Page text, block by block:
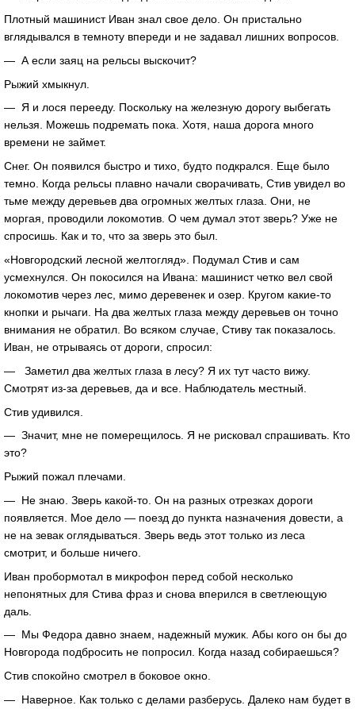
Плотный машинист Иван знал свое дело. Он пристально
вглядывался в темноту впереди и не задавал лишних вопросов.
— А если заяц на рельсы выскочит?
Рыжий хмыкнул.
— Я и лося перееду. Поскольку на железную дорогу выбегать
нельзя. Можешь подремать пока. Хотя, наша дорога много
времени не займет.
Снег. Он появился быстро и тихо, будто подкрался. Еще было
темно. Когда рельсы плавно начали сворачивать, Стив увидел во
тьме между деревьев два огромных желтых глаза. Они, не
моргая, проводили локомотив. О чем думал этот зверь? Уже не
спросишь. Как и то, что за зверь это был.
«Новгородский лесной желтогляд». Подумал Стив и сам
усмехнулся. Он покосился на Ивана: машинист четко вел свой
локомотив через лес, мимо деревенек и озер. Кругом какие-то
кнопки и рычаги. На два желтых глаза между деревьев он точно
внимания не обратил. Во всяком случае, Стиву так показалось.
Иван, не отрываясь от дороги, спросил:
— Заметил два желтых глаза в лесу? Я их тут часто вижу.
Смотрят из-за деревьев, да и все. Наблюдатель местный.
Стив удивился.
— Значит, мне не померещилось. Я не рисковал спрашивать. Кто
это?
Рыжий пожал плечами.
— Не знаю. Зверь какой-то. Он на разных отрезках дороги
появляется. Мое дело — поезд до пункта назначения довести, а
не на зевак оглядываться. Зверь ведь этот только из леса
смотрит, и больше ничего.
Иван пробормотал в микрофон перед собой несколько
непонятных для Стива фраз и снова вперился в светлеющую
даль.
— Мы Федора давно знаем, надежный мужик. Абы кого он бы до
Новгорода подбросить не попросил. Когда назад собираешься?
Стив спокойно смотрел в боковое окно.
— Наверное. Как только с делами разберусь. Далеко нам будет в